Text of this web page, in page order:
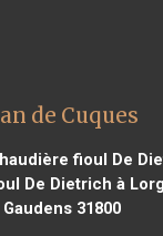
de Cuques
fioul De
De Dietrich à
31800